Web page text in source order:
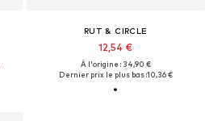
RUT & CIRCLE
12,54 €
À l'origine : 34,90 €
Dernier prix le plus bas :10,36 €